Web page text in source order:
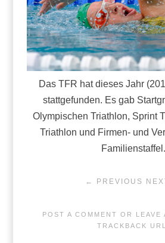
Das TFR hat dieses Jahr
stattgefunden. Es gab
Olympischen Triathlon, Sprint
Triathlon und Firmen- und
Familienstaffel.
← PREVIOUS
POST A COMMENT OR LEAVE
TRACKBACK URL